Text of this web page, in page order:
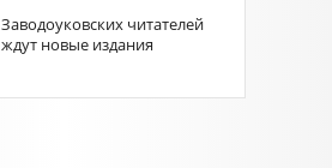
Заводоуковских читателей
ждут новые издания